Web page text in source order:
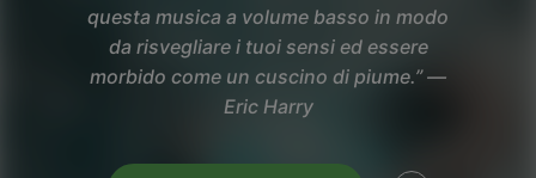
questa musica a volume basso in modo
da risvegliare i tuoi sensi ed essere
morbido come un cuscino di piume.” —
Eric Harry
Facebook